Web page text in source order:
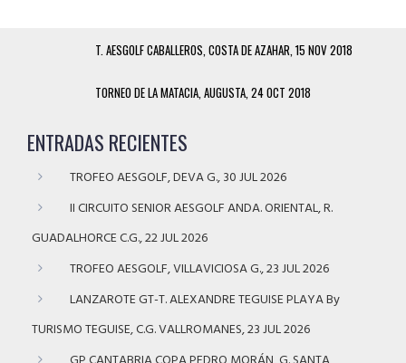
T. AESGOLF CABALLEROS, COSTA DE AZAHAR, 15 NOV 2018
TORNEO DE LA MATACIA, AUGUSTA, 24 OCT 2018
ENTRADAS RECIENTES
TROFEO AESGOLF, DEVA G., 30 JUL 2026
II CIRCUITO SENIOR AESGOLF ANDA. ORIENTAL, R.
GUADALHORCE C.G., 22 JUL 2026
TROFEO AESGOLF, VILLAVICIOSA G., 23 JUL 2026
LANZAROTE GT-T. ALEXANDRE TEGUISE PLAYA By
TURISMO TEGUISE, C.G. VALLROMANES, 23 JUL 2026